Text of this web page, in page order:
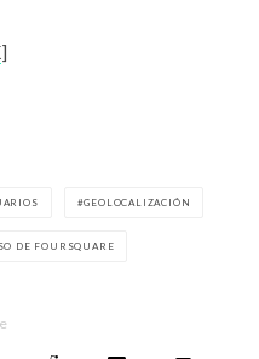
]
GEOLOCALIZACIÓN
DE FOURSQUARE